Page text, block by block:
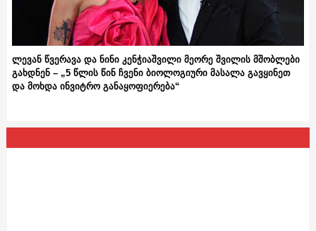
ლევან წვერავა და ნინი კენჭიაშვილი მეორე შვილის მშობლები
გახდნენ – „5 წლის წინ ჩვენი ბიოლოგიური მასალა გავყინეთ
და მოხდა ინვიტრო განაყოფიერება“